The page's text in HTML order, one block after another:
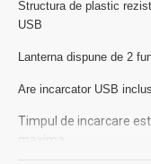
Structura de plastic
USB
Lanterna dispune de 2
Are incarcator USB inclus
Timpul de incarcare
maxima